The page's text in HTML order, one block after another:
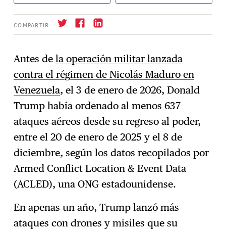
COMPARTIR
→ Suscríbase
Antes dela operación militar lanzada
contra el régimen de Nicolás Maduro en
Venezuela, el 3 de enero de 2026, Donald
Trump había ordenado al menos 637
ataques aéreos desde su regreso al poder,
entre el 20 de enero de 2025 y el 8 de
diciembre, según los datos recopilados por
Armed Conflict Location & Event Data
(ACLED), una ONG estadounidense.
En apenas un año, Trump lanzó más
ataques con drones y misiles que su